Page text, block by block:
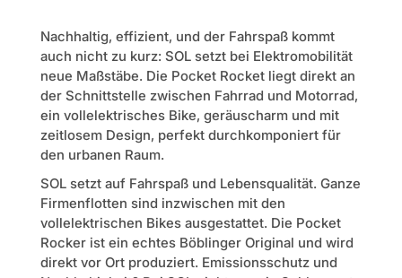
Nachhaltig, effizient, und der Fahrspaß kommt
auch nicht zu kurz: SOL setzt bei Elektromobilität
neue Maßstäbe. Die Pocket Rocket liegt direkt an
der Schnittstelle zwischen Fahrrad und Motorrad,
ein vollelektrisches Bike, geräuscharm und mit
zeitlosem Design, perfekt durchkomponiert für
den urbanen Raum.
SOL setzt auf Fahrspaß und Lebensqualität. Ganze
Firmenflotten sind inzwischen mit den
vollelektrischen Bikes ausgestattet. Die Pocket
Rocker ist ein echtes Böblinger Original und wird
direkt vor Ort produziert. Emissionsschutz und